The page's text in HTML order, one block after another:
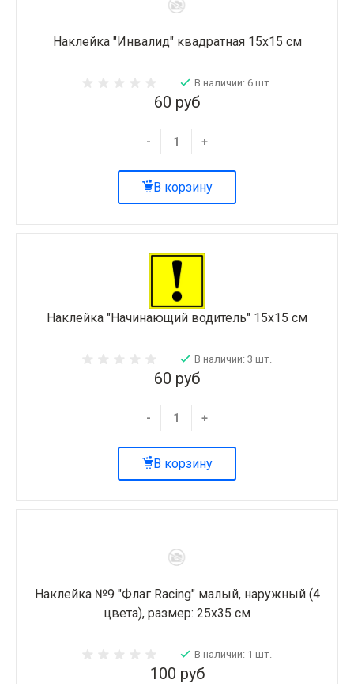
Наклейка "Инвалид" квадратная 15х15 см
В наличии: 6 шт.
60 руб
- +
В корзину
Наклейка "Начинающий водитель" 15х15 см
В наличии: 3 шт.
60 руб
- +
В корзину
Наклейка №9 "Флаг Racing" малый, наружный (4
цвета), размер: 25х35 см
В наличии: 1 шт.
100 руб